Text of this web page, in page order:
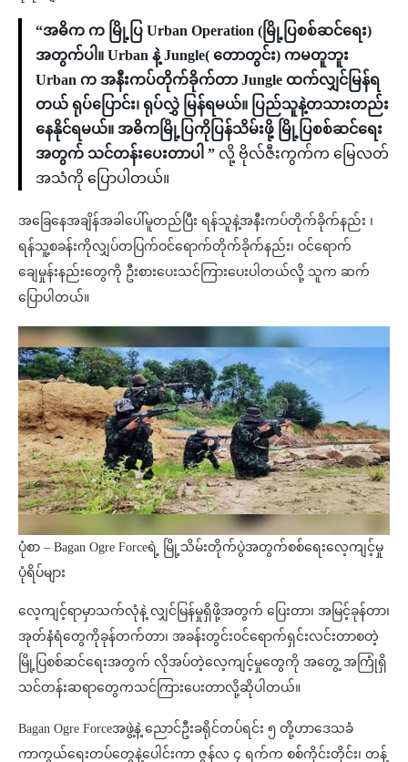
“အဓိက က မြို့ပြ Urban Operation (မြို့ပြစစ်ဆင်ရေး)
အတွက်ပါ။ Urban နဲ့ Jungle( တောတွင်း) ကမတူဘူး
Urban က အနီးကပ်တိုက်ခိုက်တာ Jungle ထက်လျှင်မြန်ရ
တယ် ရုပ်ပြောင်း၊ ရုပ်လွှဲ မြန်ရမယ်။ ပြည်သူနဲ့တသားတည်း
နေနိုင်ရမယ်။ အဓိကမြို့ပြကိုပြန်သိမ်းဖို့ မြို့ပြစစ်ဆင်ရေး
အတွက် သင်တန်းပေးတာပါ ” လို့ ဗိုလ်ဇီးကွက်က မြေလတ်
အသံကို ပြောပါတယ်။
အခြေနေအချိန်အခါပေါ်မူတည်ပြီး ရန်သူနဲ့အနီးကပ်တိုက်ခိုက်နည်း ၊
ရန်သူ့စခန်းကိုလျှပ်တပြက်ဝင်ရောက်တိုက်ခိုက်နည်း၊ ဝင်ရောက်
ချေမှုန်းနည်းတွေကို ဦးစားပေးသင်ကြားပေးပါတယ်လို့ သူက ဆက်
ပြောပါတယ်။
ပုံစာ – Bagan Ogre Forceရဲ့ မြို့သိမ်းတိုက်ပွဲအတွက်စစ်ရေးလေ့ကျင့်မှု
ပုံရိပ်များ
လေ့ကျင့်ရာမှာသက်လုံနဲ့ လျှင်မြန်မှုရှိဖို့အတွက် ပြေးတာ၊ အမြင့်ခုန်တာ၊
အုတ်နံရံတွေကိုခုန်တက်တာ၊ အခန်းတွင်းဝင်ရောက်ရှင်းလင်းတာစတဲ့
မြို့ပြစစ်ဆင်ရေးအတွက် လိုအပ်တဲ့လေ့ကျင့်မှုတွေကို အတွေ့ အကြုံရှိ
သင်တန်းဆရာတွေကသင်ကြားပေးတာလို့ဆိုပါတယ်။
Bagan Ogre Forceအဖွဲ့နဲ့ ညောင်ဦးခရိုင်တပ်ရင်း ၅ တို့ဟာဒေသခံ
ကာကွယ်ရေးတပ်တွေနဲ့ပေါင်းကာ ဇွန်လ ၄ ရက်က စစ်ကိုင်းတိုင်း၊ တန့်